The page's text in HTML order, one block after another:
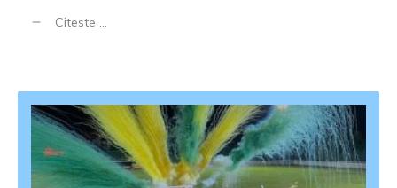
Citeste ...